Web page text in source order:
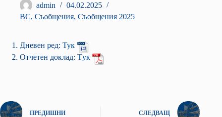
admin
04.02.2025
ВС, Съобщения, Съобщения 2025
Дневен ред: Тук
Отчетен доклад: Tук
ПРЕДИШНИ СЛЕДВАЩ